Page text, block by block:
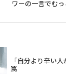
ワーの一言でむ
「自分より辛い
罠